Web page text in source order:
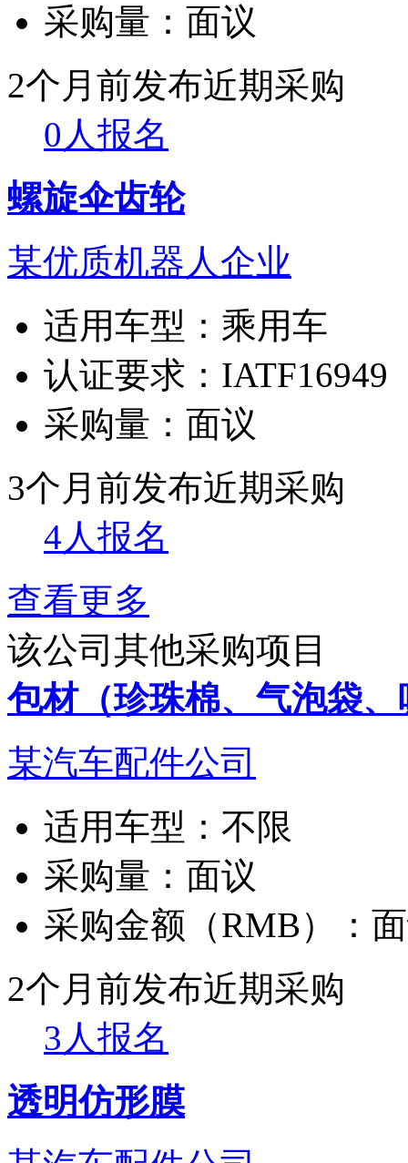
采购量： 面议
2个月前发布近期采购
0人报名
螺旋伞齿轮
某优质机器人企业
适用车型： 乘用车
认证要求： IATF16949
采购量： 面议
3个月前发布近期采购
4人报名
查看更多
该公司其他采购项目
包材（珍珠棉、气泡袋
某汽车配件公司
适用车型： 不限
采购量： 面议
采购金额（RMB）：
2个月前发布近期采购
3人报名
透明仿形膜